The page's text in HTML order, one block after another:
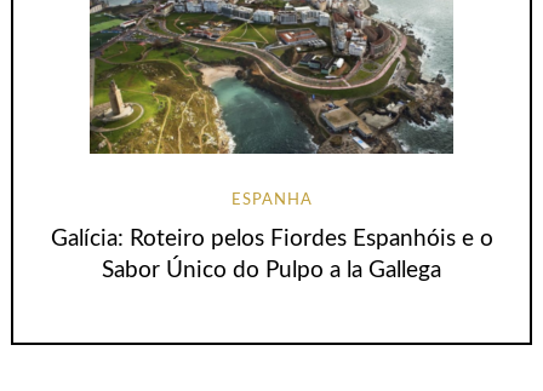
ESPANHA
Galícia: Roteiro pelos Fiordes Espanhóis e o
Sabor Único do Pulpo a la Gallega